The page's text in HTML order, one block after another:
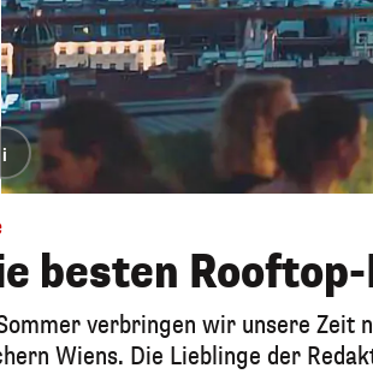
i
besten
verbringen wir unsere Zeit
Wiens. Die Lieblinge der